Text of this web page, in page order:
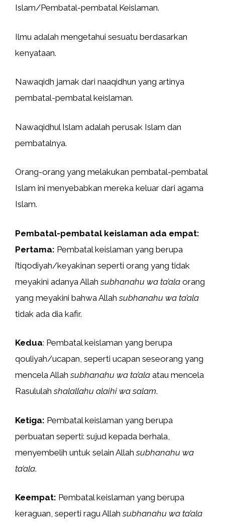
Islam/Pembatal-pembatal Keislaman.
Ilmu adalah mengetahui sesuatu berdasarkan
kenyataan.
Nawaqidh jamak dari naaqidhun yang artinya
pembatal-pembatal keislaman.
Nawaqidhul Islam adalah perusak Islam dan
pembatalnya.
Orang-orang yang melakukan pembatal-pembatal
Islam ini menyebabkan mereka keluar dari agama
Islam.
Pembatal-pembatal keislaman ada empat:
Pertama: Pembatal keislaman yang berupa
i’tiqodiyah/keyakinan seperti orang yang tidak
meyakini adanya Allahsubhanahu wa ta’ala orang
yang meyakini bahwa Allahsubhanahu wa ta’ala
tidak ada dia kafir.
Kedua: Pembatal keislaman yang berupa
qouliyah/ucapan, seperti ucapan seseorang yang
mencela Allahsubhanahu wa ta’ala atau mencela
Rasululahshalallahu alaihi wa salam.
Ketiga: Pembatal keislaman yang berupa
perbuatan seperti: sujud kepada berhala,
menyembelih untuk selain Allahsubhanahu wa
ta’ala.
Keempat: Pembatal keislaman yang berupa
keraguan, seperti ragu Allahsubhanahu wa ta’ala